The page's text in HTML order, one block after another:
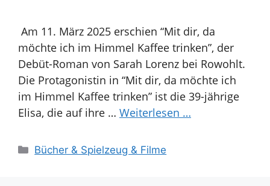
Am 11. März 2025 erschien “Mit dir, da
möchte ich im Himmel Kaffee trinken”, der
Debüt-Roman von Sarah Lorenz bei Rowohlt.
Die Protagonistin in “Mit dir, da möchte ich
im Himmel Kaffee trinken” ist die 39-jährige
Elisa, die auf ihre … Weiterlesen …
Kategorien
Bücher & Spielzeug & Filme